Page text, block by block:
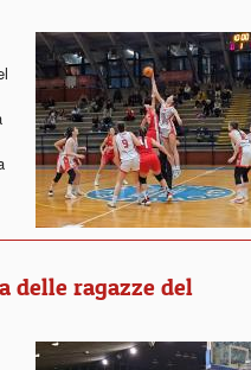
delle ragazze del